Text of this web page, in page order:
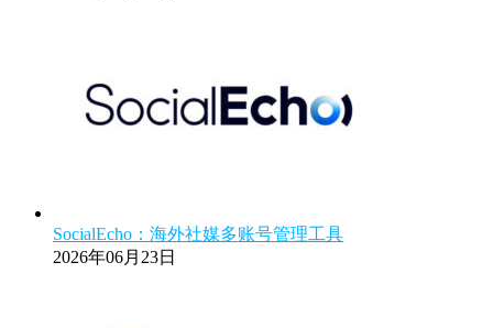
SocialEcho：海外社媒多账号管理工具
2026年06月23日